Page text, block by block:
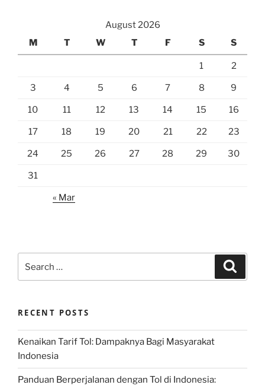
August 2026
M
T W T F S S
1 2
3 4 5 6 7 8 9
10 11 12 13 14 15 16
17 18 19 20 21 22 23
24 25 26 27 28 29 30
31
« Mar
for:
RECENT POSTS
Kenaikan Tarif Tol: Dampaknya Bagi Masyarakat
Indonesia
Panduan Berperjalanan dengan Tol di Indonesia: